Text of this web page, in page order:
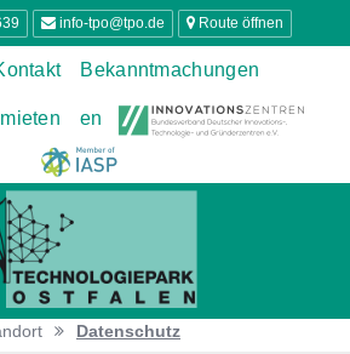
info-tpo@tpo.de Route öffnen
Bekanntmachungen
en
Datenschutz